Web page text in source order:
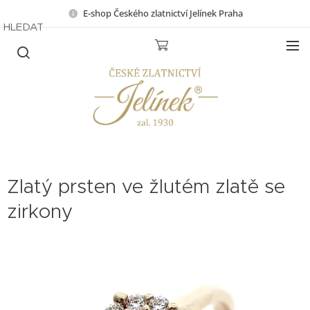
E-shop Českého zlatnictví Jelínek Praha
HLEDAT
Zlatý prsten ve žlutém zlatě se
zirkony